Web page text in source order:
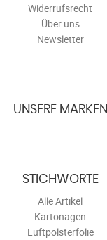
Widerrufsrecht
Über uns
Newsletter
UNSERE MARKEN
STICHWORTE
Alle Artikel
Kartonagen
Luftpolsterfolie